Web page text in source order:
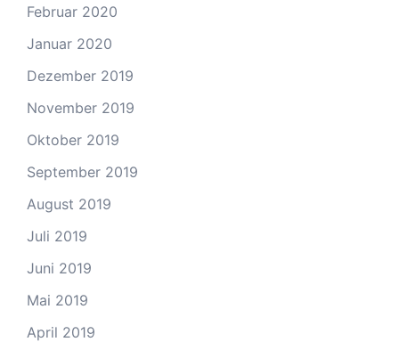
Februar 2020
Januar 2020
Dezember 2019
November 2019
Oktober 2019
September 2019
August 2019
Juli 2019
Juni 2019
Mai 2019
April 2019